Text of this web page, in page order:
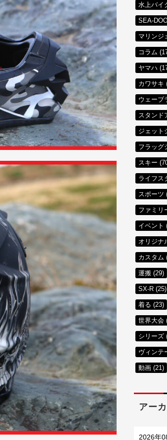
水上バイ
SEA-
マリンジ
コラム
ヤマハ
カワサキ
ウェーブ
スタンド
ジェット
フラッグ
スキー
ライフス
スポーツ
ファミリ
イベント
オリジナ
カスタム
運搬 (29)
SX-R (25)
着る (23)
世界大会
シリーズ
ヴィンテ
動画 (21)
アー
2026年